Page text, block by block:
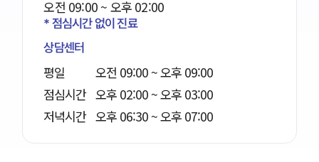
토요일
오전 09:00 ~ 오후 02:00
기능적 재활치료
평일
오전 09:00 ~ 오후 09:00
토요일
오전 09:00 ~ 오후 06:00
일요일
오전 09:00 ~ 오후 09:00